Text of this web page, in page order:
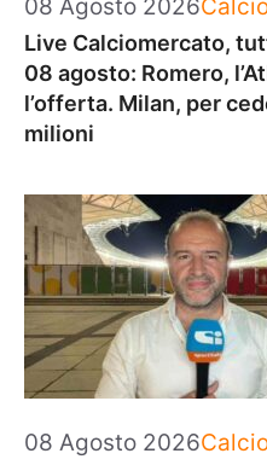
08 Agosto 2026
Live Calciomercato,
08 agosto: Romero,
l’offerta. Milan, per
milioni
08 Agosto 2026